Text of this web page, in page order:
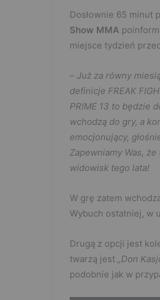
Dosłownie 65 minut
Show MMA
miejsce tydzień
– Już za równy
definicje FREAK
PRIME 13 to będzie
wchodzą do gry, a
emocjonujący,
Zapewniamy Was,
widowisk tego lata!
W grę zatem
Wybuch ostatniej, w
Drugą z opcji jest
twarzą jest „Don
podobnie jak w